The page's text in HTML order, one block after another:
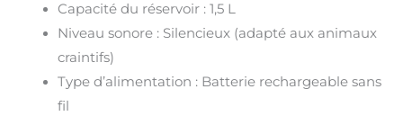
Capacité du réservoir : 1,5 L
Niveau sonore : Silencieux (adapté aux animaux
craintifs)
Type d’alimentation : Batterie rechargeable sans
fil